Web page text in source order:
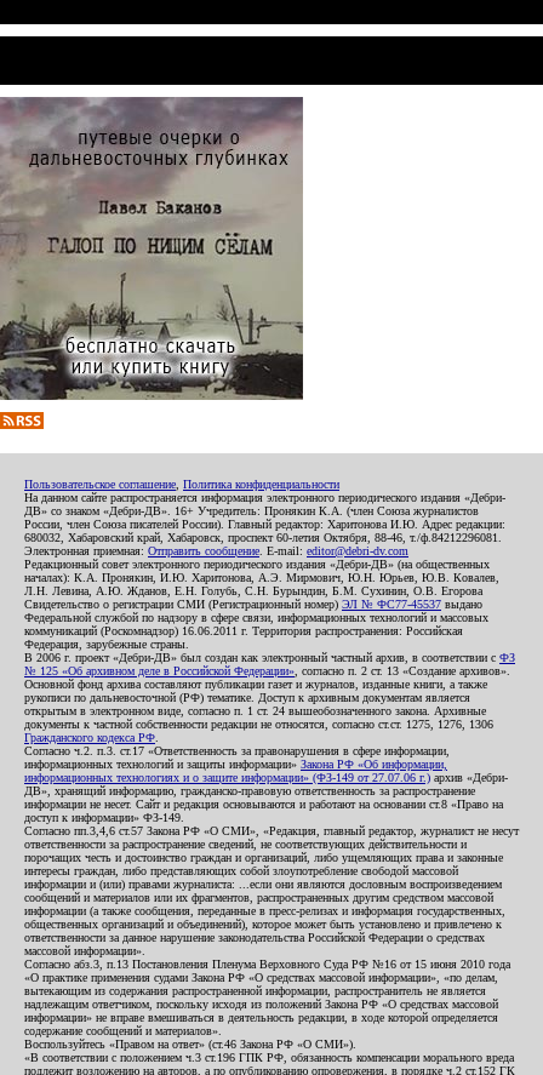
Пользовательское соглашение Политика конфиденциальности
На данном сайте распространяется информация электронного периодического издания «Дебри-
ДВ» со знаком «Дебри-ДВ». 16+ Учредитель: Пронякин К.А. (член Союза журналистов
России, член Союза писателей России). Главный редактор: Харитонова И.Ю. Адрес редакции:
680032, Хабаровский край, Хабаровск, проспект 60-летия Октября, 88-46, т./ф.84212296081.
Электронная приемная: Отправить сообщение . E-mail: editor@debri-dv.com
Редакционный совет электронного периодического издания «Дебри-ДВ» (на общественных
началах): К.А. Пронякин, И.Ю. Харитонова, А.Э. Мирмович, Ю.Н. Юрьев, Ю.В. Ковалев,
Л.Н. Левина, А.Ю. Жданов, Е.Н. Голубь, С.Н. Бурындин, Б.М. Сухинин, О.В. Егорова
Свидетельство о регистрации СМИ (Регистрационный номер) ЭЛ № ФС77-45537 выдано
Федеральной службой по надзору в сфере связи, информационных технологий и массовых
коммуникаций (Роскомнадзор) 16.06.2011 г. Территория распространения: Российская
Федерация, зарубежные страны.
В 2006 г. проект «Дебри-ДВ» был создан как электронный частный архив, в соответствии с ФЗ
№ 125 «Об архивном деле в Российской Федерации» , согласно п. 2 ст. 13 «Создание архивов».
Основной фонд архива составляют публикации газет и журналов, изданные книги, а также
рукописи по дальневосточной (РФ) тематике. Доступ к архивным документам является
открытым в электронном виде, согласно п. 1 ст. 24 вышеобозначенного закона. Архивные
документы к частной собственности редакции не относятся, согласно ст.ст. 1275, 1276, 1306
Гражданского кодекса РФ
Согласно ч.2. п.3. ст.17 «Ответственность за правонарушения в сфере информации,
информационных технологий и защиты информации» Закона РФ «Об информации,
информационных технологиях и о защите информации» (ФЗ-149 от 27.07.06 г.) архив «Дебри-
ДВ», хранящий информацию, гражданско-правовую ответственность за распространение
информации не несет. Сайт и редакция основываются и работают на основании ст.8 «Право на
доступ к информации» ФЗ-149.
Согласно пп.3,4,6 ст.57 Закона РФ «О СМИ», «Редакция, главный редактор, журналист не несут
ответственности за распространение сведений, не соответствующих действительности и
порочащих честь и достоинство граждан и организаций, либо ущемляющих права и законные
интересы граждан, либо представляющих собой злоупотребление свободой массовой
информации и (или) правами журналиста: ...если они являются дословным воспроизведением
сообщений и материалов или их фрагментов, распространенных другим средством массовой
информации (а также сообщения, переданные в пресс-релизах и информация государственных,
общественных организаций и объединений), которое может быть установлено и привлечено к
ответственности за данное нарушение законодательства Российской Федерации о средствах
массовой информации».
Согласно абз.3, п.13 Постановления Пленума Верховного Суда РФ №16 от 15 июня 2010 года
«О практике применения судами Закона РФ «О средствах массовой информации», «по делам,
вытекающим из содержания распространенной информации, распространитель не является
надлежащим ответчиком, поскольку исходя из положений Закона РФ «О средствах массовой
информации» не вправе вмешиваться в деятельность редакции, в ходе которой определяется
содержание сообщений и материалов».
Воспользуйтесь «Правом на ответ» (ст.46 Закона РФ «О СМИ»).
«В соответствии с положением ч.3 ст.196 ГПК РФ, обязанность компенсации морального вреда
подлежит возложению на авторов, а по опубликованию опровержения, в порядке ч.2 ст.152 ГК